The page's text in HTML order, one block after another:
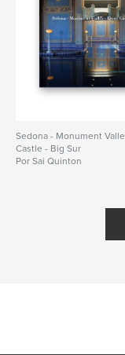
Sedona - Monument
Castle - Big Sur
Por Sai Quinton